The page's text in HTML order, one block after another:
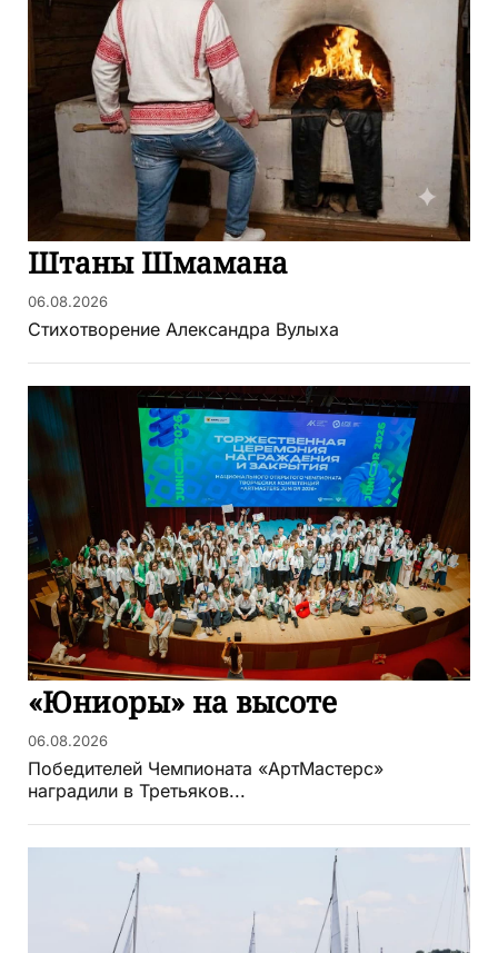
Штаны Шмамана
06.08.2026
Стихотворение Александра Вулыха
«Юниоры» на высоте
06.08.2026
Победителей Чемпионата «АртМастерс»
наградили в Третьяков...